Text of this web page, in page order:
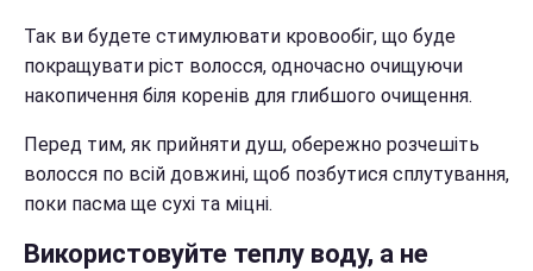
Так ви будете стимулювати кровообіг, що буде
покращувати ріст волосся, одночасно очищуючи
накопичення біля коренів для глибшого очищення.
Перед тим, як прийняти душ, обережно розчешіть
волосся по всій довжині, щоб позбутися сплутування,
поки пасма ще сухі та міцні.
Використовуйте теплу воду, а не